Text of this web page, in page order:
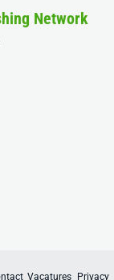
Network
Vacatures Privacy